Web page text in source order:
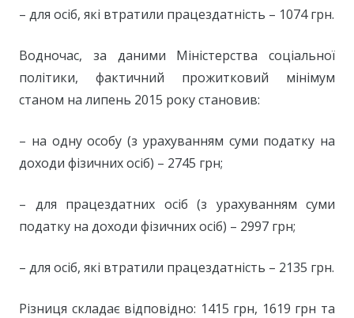
– для осіб, які втратили працездатність – 1074 грн.
Водночас, за даними Міністерства соціальної
політики, фактичний прожитковий мінімум
станом на липень 2015 року становив:
– на одну особу (з урахуванням суми податку на
доходи фізичних осіб) – 2745 грн;
– для працездатних осіб (з урахуванням суми
податку на доходи фізичних осіб) – 2997 грн;
– для осіб, які втратили працездатність – 2135 грн.
Різниця складає відповідно: 1415 грн, 1619 грн та